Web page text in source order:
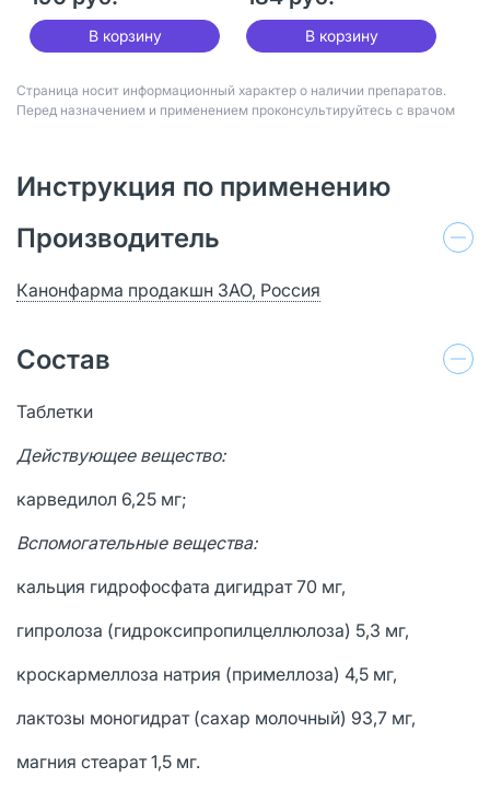
В корзину В корзину
Страница носит информационный характер о наличии препаратов.
Перед назначением и применением проконсультируйтесь с врачом
Инструкция по применению
Производитель
Канонфарма продакшн ЗАО, Россия
Состав
Таблетки
Действующее вещество:
карведилол 6,25 мг;
Вспомогательные вещества:
кальция гидрофосфата дигидрат 70 мг,
гипролоза (гидроксипропилцеллюлоза) 5,3 мг,
кроскармеллоза натрия (примеллоза) 4,5 мг,
лактозы моногидрат (сахар молочный) 93,7 мг,
магния стеарат 1,5 мг.